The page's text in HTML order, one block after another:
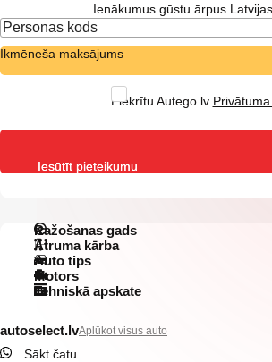
Ienākumus gūstu ārpus Latvijas
Ikmēneša maksājums
Piekrītu Autego.lv
Ražošanas gads
Ātruma kārba
Auto tips
Motors
Tehniskā apskate
autoselect.lvAplūkot visus auto
Sākt čatu